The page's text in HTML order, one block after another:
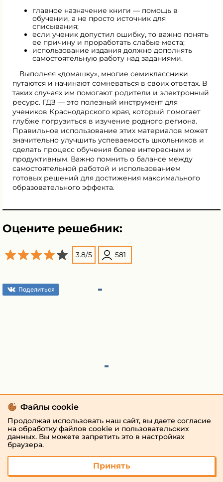
главное назначение книги — помощь в
обучении, а не просто источник для
списывания;
если ученик допустил ошибку, то важно понять
ее причину и проработать слабые места;
использование издания должно дополнять
самостоятельную работу над заданиями.
Выполняя «домашку», многие семиклассники
путаются и начинают сомневаться в своих ответах. В
таких случаях им помогают родители и электронный
ресурс. ГДЗ — это полезный инструмент для
учеников Краснодарского края, который помогает
глубже погрузиться в изучение родного региона.
Правильное использование этих материалов может
значительно улучшить успеваемость школьников и
сделать процесс обучения более интересным и
продуктивным. Важно помнить о балансе между
самостоятельной работой и использованием
готовых решений для достижения максимального
образовательного эффекта.
Оцените решебник:
3.8/5 581
Поделиться
Файлы cookie
Продолжая использовать наш сайт, вы даете согласие
на обработку файлов cookie и пользовательских
данных. Вы можете запретить это в настройках
браузера.
Принять